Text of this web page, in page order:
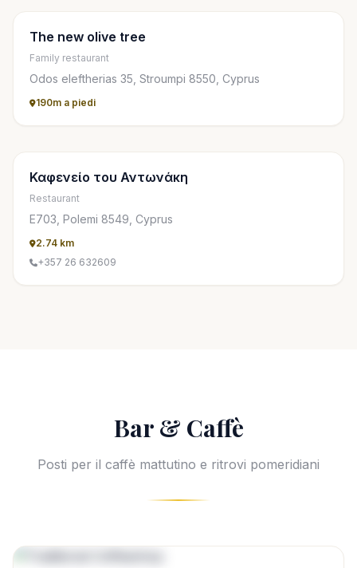
The new olive tree
Family restaurant
Odos eleftherias 35, Stroumpi 8550, Cyprus
190m a piedi
Καφενείο του Αντωνάκη
Restaurant
Ε703, Polemi 8549, Cyprus
2.74 km
+357 26 632609
Bar & Caffè
Posti per il caffè mattutino e ritrovi pomeridiani